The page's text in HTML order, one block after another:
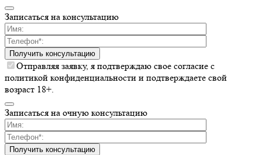
Записаться на консультацию
Получить консультацию
Отправляя заявку, я подтверждаю свое согласие с
политикой конфиденциальности и подтверждаете свой
возраст 18+.
Записаться на очную консультацию
Получить консультацию